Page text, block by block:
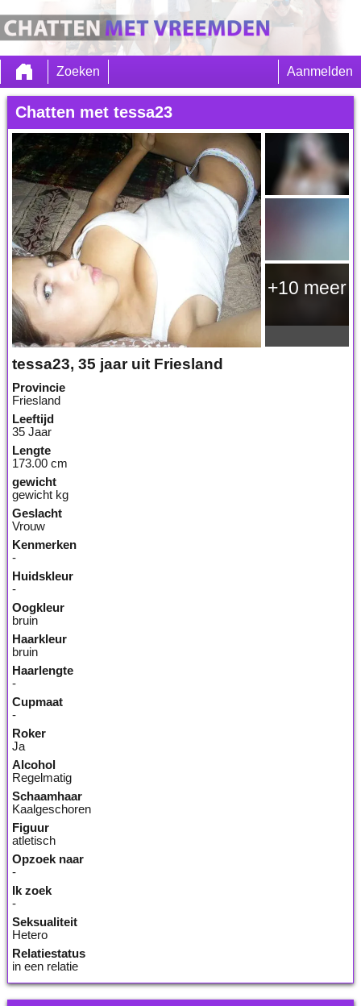
Zoeken Aanmelden
Chatten met tessa23
+10 meer
tessa23, 35 jaar uit Friesland
Provincie
Friesland
Leeftijd
35 Jaar
Lengte
173.00 cm
gewicht
gewicht kg
Geslacht
Vrouw
Kenmerken
-
Huidskleur
-
Oogkleur
bruin
Haarkleur
bruin
Haarlengte
-
Cupmaat
-
Roker
Ja
Alcohol
Regelmatig
Schaamhaar
Kaalgeschoren
Figuur
atletisch
Opzoek naar
-
Ik zoek
-
Seksualiteit
Hetero
Relatiestatus
in een relatie